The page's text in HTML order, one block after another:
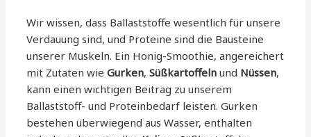
Wir wissen, dass Ballaststoffe wesentlich für unsere
Verdauung sind, und Proteine sind die Bausteine
unserer Muskeln. Ein Honig-Smoothie, angereichert
mit Zutaten wieGurken,Süßkartoffeln und Nüssen,
kann einen wichtigen Beitrag zu unserem
Ballaststoff- und Proteinbedarf leisten. Gurken
bestehen überwiegend aus Wasser, enthalten